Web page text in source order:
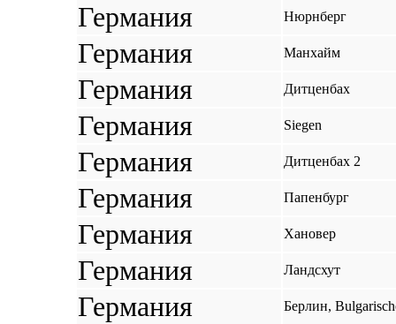
Германия Нюрнберг
Германия Манхайм
Германия Дитценбах
Германия Siegen
Германия Дитценбах 2
Германия Папенбург
Германия Хановер
Германия Ландсхут
Германия Берлин,